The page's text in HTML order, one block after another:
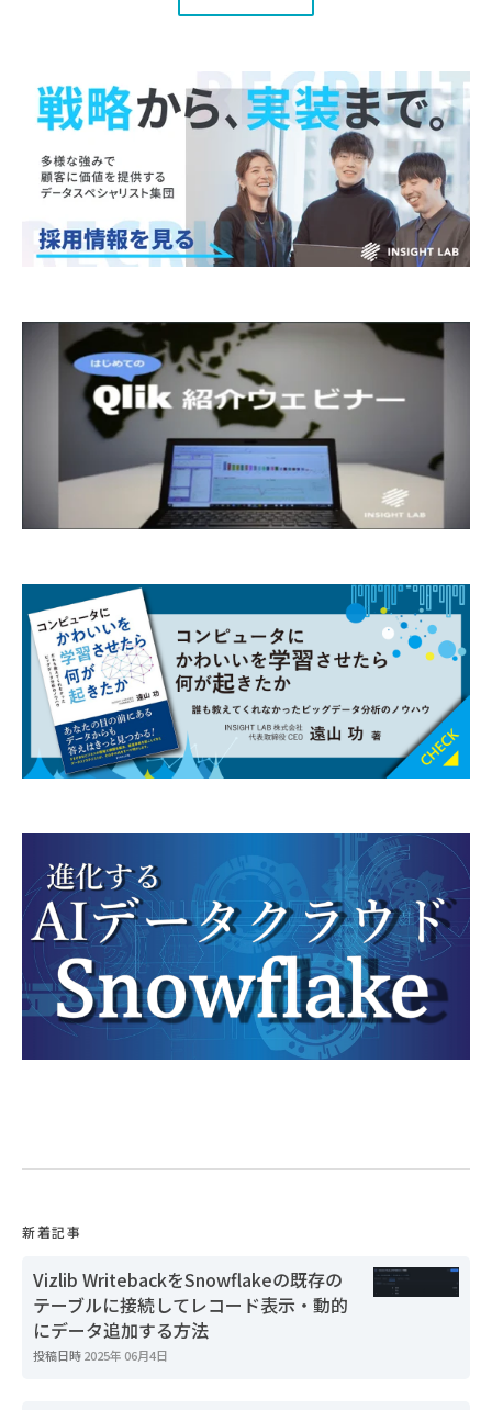
新着記事
Vizlib WritebackをSnowflakeの既存の
テーブルに接続してレコード表示・動的
にデータ追加する方法
投稿日時2025年 06月4日